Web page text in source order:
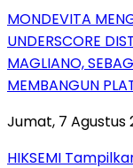
MONDEVITA
UNDERSCORE
MAGLIANO,
MEMBANGUN
Jumat, 7 Agustus
HIKSEMI